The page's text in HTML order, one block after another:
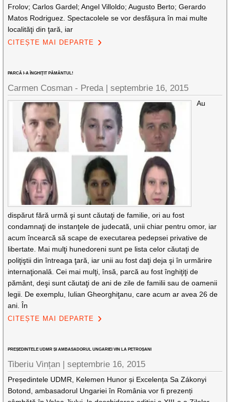
Frolov; Carlos Gardel; Angel Villoldo; Augusto Berto; Gerardo
Matos Rodriguez. Spectacolele se vor desfășura în mai multe
localităţi din ţară, iar
CITEȘTE MAI DEPARTE
PARCĂ I-A ÎNGHIŢIT PĂMÂNTUL!
Carmen Cosman - Preda |septembrie 16, 2015
Au
dispărut fără urmă şi sunt căutaţi de familie, ori au fost
condamnaţi de instanţele de judecată, unii chiar pentru omor, iar
acum încearcă să scape de executarea pedepsei privative de
libertate. Mai mulţi hunedoreni sunt pe lista celor căutaţi de
poliţiştii din întreaga ţară, iar unii au fost daţi deja şi în urmărire
internaţională. Cei mai mulţi, însă, parcă au fost înghiţiţi de
pământ, deşi sunt căutaţi de ani de zile de familii sau de oamenii
legii. De exemplu, Iulian Gheorghiţanu, care acum ar avea 26 de
ani. În
CITEȘTE MAI DEPARTE
PREȘEDINTELE UDMR ȘI AMBASADORUL UNGARIEI VIN LA PETROȘANI
Tiberiu Vințan |septembrie 16, 2015
Președintele UDMR, Kelemen Hunor și Excelența Sa Zákonyi
Botond, ambasadorul Ungariei în România vor fi prezenți